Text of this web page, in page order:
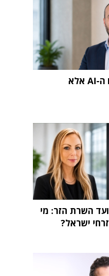
"האתגר הגדול אינו ה-AI אלא
השרת הזר: מי
ישראל?